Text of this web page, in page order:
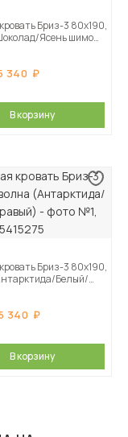
Бриз-3 80х190,
Ясень шимо
340
В корзину
Бриз-3 80х190,
Белый/
340
В корзину